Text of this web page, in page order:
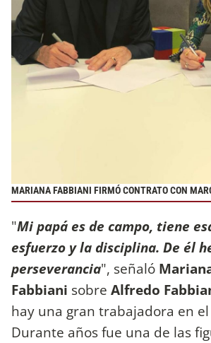
MARIANA FABBIANI FIRMÓ CONTRATO CON
"Mi papá es de campo, tiene
esfuerzo y la disciplina. De él
perseverancia", señaló
Fabbiani sobre Alfredo
hay una gran trabajadora en
Durante años fue una de las